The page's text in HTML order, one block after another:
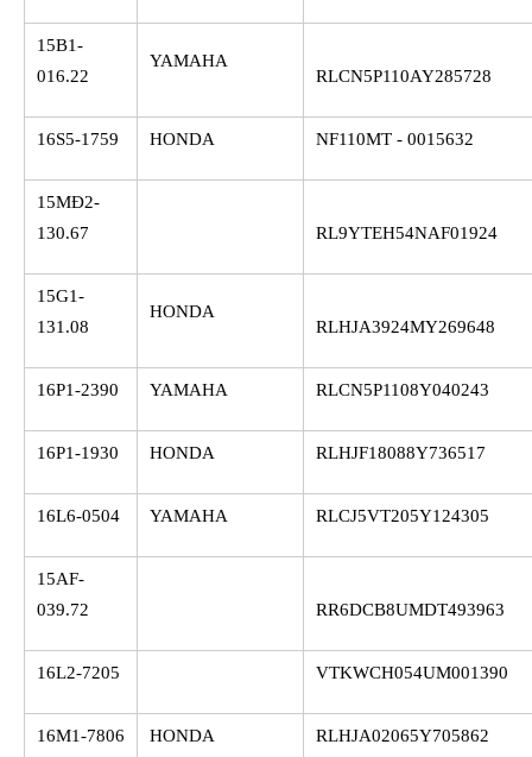
15B1-
016.22
YAMAHA
RLCN5P110AY285728
16S5-1759 HONDA NF110MT - 0015632
15MĐ2-
130.67
RL9YTEH54NAF01924
15G1-
131.08
HONDA
RLHJA3924MY269648
16P1-2390 YAMAHA RLCN5P1108Y040243
16P1-1930 HONDA RLHJF18088Y736517
16L6-0504 YAMAHA RLCJ5VT205Y124305
15AF-
039.72
RR6DCB8UMDT493963
16L2-7205 VTKWCH054UM001390
16M1-7806 HONDA RLHJA02065Y705862